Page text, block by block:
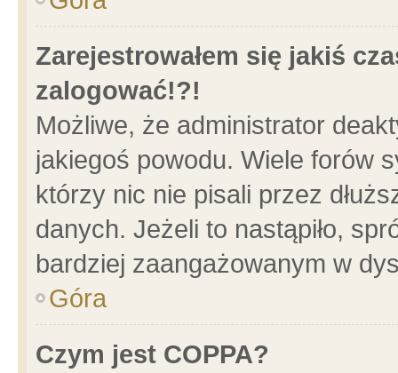
Zarejestrowałem się jakiś
zalogować!?!
Możliwe, że administrator
jakiegoś powodu. Wiele forów
którzy nic nie pisali przez
danych. Jeżeli to nastąpiło,
bardziej zaangażowanym w
Góra
Czym jest COPPA?